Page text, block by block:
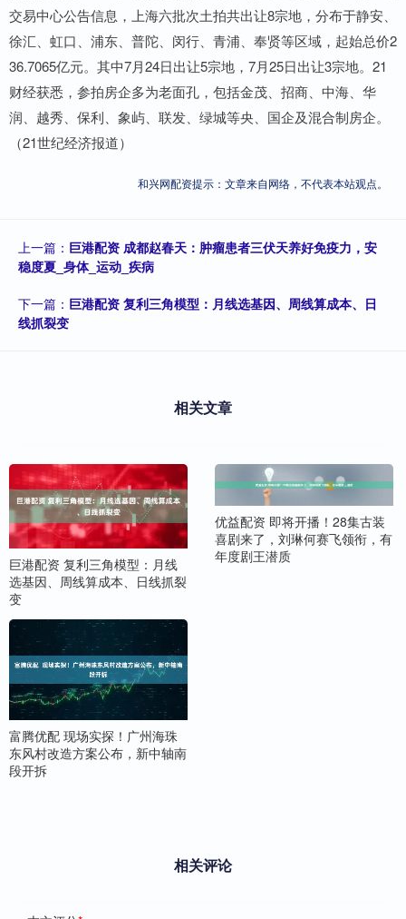
交易中心公告信息，上海六批次土拍共出让8宗地，分布于静安、
徐汇、虹口、浦东、普陀、闵行、青浦、奉贤等区域，起始总价2
36.7065亿元。其中7月24日出让5宗地，7月25日出让3宗地。21
财经获悉，参拍房企多为老面孔，包括金茂、招商、中海、华
润、越秀、保利、象屿、联发、绿城等央、国企及混合制房企。
（21世纪经济报道）
和兴网配资提示：文章来自网络，不代表本站观点。
上一篇： 巨港配资 成都赵春天：肿瘤患者三伏天养好免疫力，安
稳度夏_身体_运动_疾病
下一篇： 巨港配资 复利三角模型：月线选基因、周线算成本、日
线抓裂变
相关文章
巨港配资 复利三角模型：月线
选基因、周线算成本、日线抓裂
变
优益配资 即将开播！28集古装
喜剧来了，刘琳何赛飞领衔，有
年度剧王潜质
富腾优配 现场实探！广州海珠
东风村改造方案公布，新中轴南
段开拆
相关评论